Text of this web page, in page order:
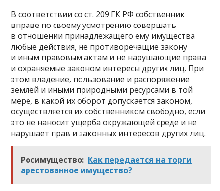
В соответствии со ст. 209 ГК РФ собственник
вправе по своему усмотрению совершать
в отношении принадлежащего ему имущества
любые действия, не противоречащие закону
и иным правовым актам и не нарушающие права
и охраняемые законом интересы других лиц. При
этом владение, пользование и распоряжение
землёй и иными природными ресурсами в той
мере, в какой их оборот допускается законом,
осуществляется их собственником свободно, если
это не наносит ущерба окружающей среде и не
нарушает прав и законных интересов других лиц.
Росимущество: Как передается на торги
арестованное имущество?